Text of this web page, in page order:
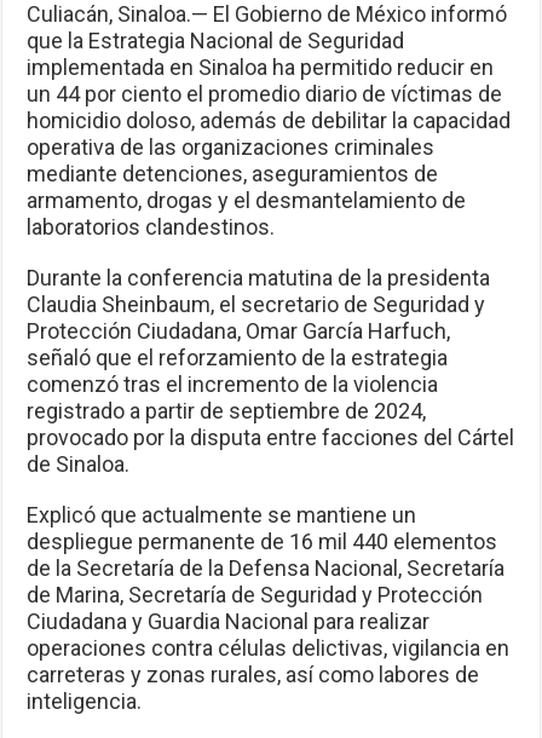
Culiacán, Sinaloa.— El Gobierno de México informó
que la Estrategia Nacional de Seguridad
implementada en Sinaloa ha permitido reducir en
un 44 por ciento el promedio diario de víctimas de
homicidio doloso, además de debilitar la capacidad
operativa de las organizaciones criminales
mediante detenciones, aseguramientos de
armamento, drogas y el desmantelamiento de
laboratorios clandestinos.
Durante la conferencia matutina de la presidenta
Claudia Sheinbaum, el secretario de Seguridad y
Protección Ciudadana, Omar García Harfuch,
señaló que el reforzamiento de la estrategia
comenzó tras el incremento de la violencia
registrado a partir de septiembre de 2024,
provocado por la disputa entre facciones del Cártel
de Sinaloa.
Explicó que actualmente se mantiene un
despliegue permanente de 16 mil 440 elementos
de la Secretaría de la Defensa Nacional, Secretaría
de Marina, Secretaría de Seguridad y Protección
Ciudadana y Guardia Nacional para realizar
operaciones contra células delictivas, vigilancia en
carreteras y zonas rurales, así como labores de
inteligencia.